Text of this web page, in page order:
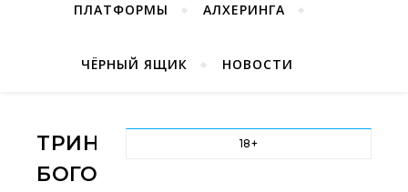
ПЛАТФОРМЫ АЛХЕРИНГА
ЧЁРНЫЙ ЯЩИК НОВОСТИ
ТРИНАДЦАТЬ
БОГОВ
18+